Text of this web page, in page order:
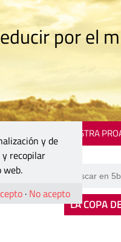
por el
MOSTRA
LA COPA
y de
recopilar
· No acepto